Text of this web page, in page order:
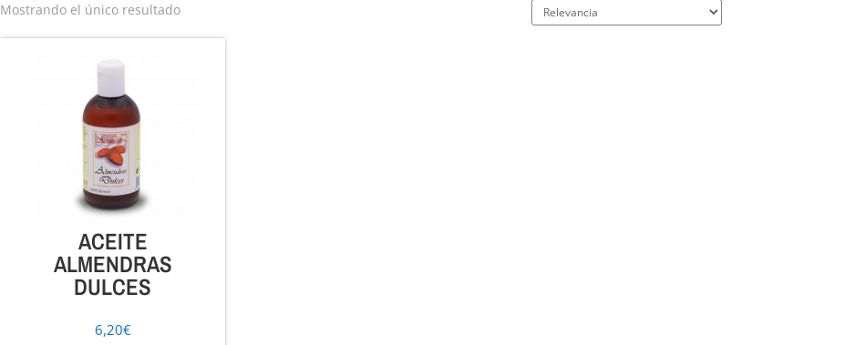
Mostrando el único resultado
ACEITE
ALMENDRAS
DULCES
6,20€